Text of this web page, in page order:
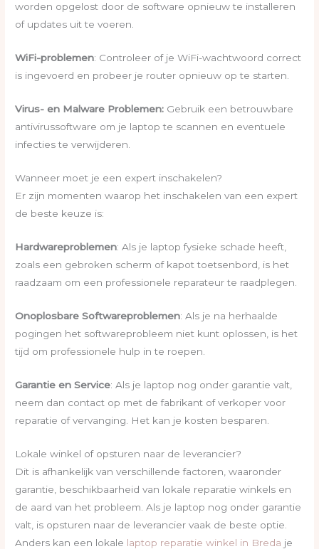
worden opgelost door de software opnieuw te installeren
of updates uit te voeren.
WiFi-problemen: Controleer of je WiFi-wachtwoord correct
is ingevoerd en probeer je router opnieuw op te starten.
Virus- en Malware Problemen: Gebruik een betrouwbare
antivirussoftware om je laptop te scannen en eventuele
infecties te verwijderen.
Wanneer moet je een expert inschakelen?
Er zijn momenten waarop het inschakelen van een expert
de beste keuze is:
Hardwareproblemen: Als je laptop fysieke schade heeft,
zoals een gebroken scherm of kapot toetsenbord, is het
raadzaam om een professionele reparateur te raadplegen.
Onoplosbare Softwareproblemen: Als je na herhaalde
pogingen het softwareprobleem niet kunt oplossen, is het
tijd om professionele hulp in te roepen.
Garantie en Service: Als je laptop nog onder garantie valt,
neem dan contact op met de fabrikant of verkoper voor
reparatie of vervanging. Het kan je kosten besparen.
Lokale winkel of opsturen naar de leverancier?
Dit is afhankelijk van verschillende factoren, waaronder
garantie, beschikbaarheid van lokale reparatie winkels en
de aard van het probleem. Als je laptop nog onder garantie
valt, is opsturen naar de leverancier vaak de beste optie.
Anders kan een lokale laptop reparatie winkel in Breda je